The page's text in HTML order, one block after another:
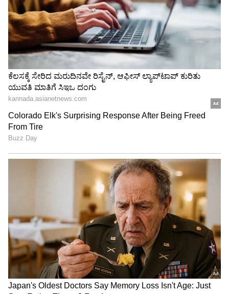
ಪ್ರಿಯಕರನ ಭೇಟಿಗಾಗಿ ಜೈಲಿಗೆ
ಬಂದಿದ್ದ ವಿದ್ಯಾರ್ಥಿನಿ ಬಳಿ 10
ಬುಲೆಟ್ಸ್ ಪತ್ತೆ.. ಅಪ್ರಾಪ್ತೆಯ
ಕಾರಣ ಕೇಳಿ ಪೊಲೀಸರೇ ಶಾಕ್
ಕಾವೇರಿ ನೀರು ಬರದಿದ್ರೂ
ತಮಿಳುನಾಡಿನ ಈ ನದಿ ಬತ್ತಲ್ಲ!
365 ದಿನ ಹರಿಯೋ
ರಹಸ್ಯವೇನು?
LATEST VIDEOS
"ರಾಜಕೀಯ ಬೇಡ, ಸಿನಿಮಾನೇ ಪ್ರಾಣ":
ಕನಕೋತ್ಸವದಲ್ಲಿ ರಿಷಬ್ ಶೆಟ್ಟಿ | Rishab
Shetty speech | Suvarna News
ಶೇ.50 ರಿಂದ ಶೇ.18 ಕ್ಕೆ TAX ಇಳಿಕೆ: ಮೋದಿ-
Trade Deal | Party Rounds